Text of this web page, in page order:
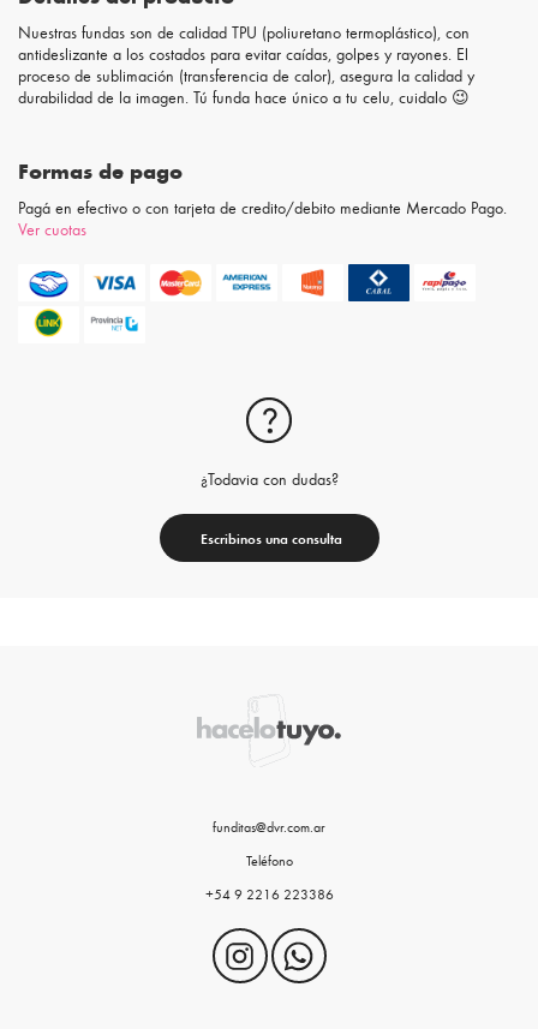
Nuestras fundas son de calidad TPU (poliuretano termoplástico), con
antideslizante a los costados para evitar caídas, golpes y rayones. El
proceso de sublimación (transferencia de calor), asegura la calidad y
durabilidad de la imagen. Tú funda hace único a tu celu, cuidalo 😉
Formas de pago
Pagá en efectivo o con tarjeta de credito/debito mediante Mercado Pago.
Ver cuotas
¿Todavia con dudas?
Escribinos una consulta
funditas@dvr.com.ar
Teléfono
+54 9 2216 223386